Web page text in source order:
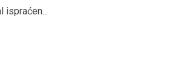
ispraćen...